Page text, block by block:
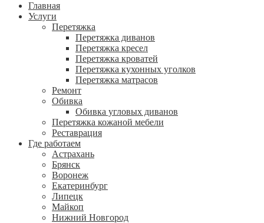
Главная
Услуги
Перетяжка
Перетяжка диванов
Перетяжка кресел
Перетяжка кроватей
Перетяжка кухонных уголков
Перетяжка матрасов
Ремонт
Обивка
Обивка угловых диванов
Перетяжка кожаной мебели
Реставрация
Где работаем
Астрахань
Брянск
Воронеж
Екатеринбург
Липецк
Майкоп
Нижний Новгород